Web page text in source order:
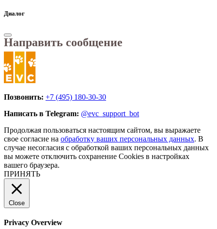
Диалог
Направить сообщение
Позвонить: +7 (495) 180-30-30
Написать в Telegram: @evc_support_bot
Продолжая пользоваться настоящим сайтом, вы выражаете
свое согласие на обработку ваших персональных данных. В
случае несогласия с обработкой ваших персональных данных
вы можете отключить сохранение Cookies в настройках
вашего браузера.
ПРИНЯТЬ
Close
Privacy Overview